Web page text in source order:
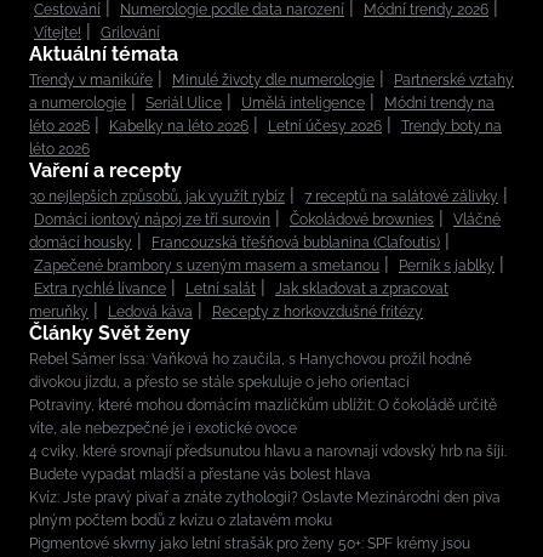
Cestování
Numerologie podle data narození
Módní trendy 2026
Vítejte!
Grilování
Aktuální témata
Trendy v manikúře Minulé životy dle numerologie
Partnerské vztahy
a numerologie
Seriál Ulice Umělá inteligence
Módní trendy na
léto 2026
Kabelky na léto 2026 Letní účesy 2026
Trendy boty na
léto 2026
Vaření a recepty
30 nejlepších způsobů, jak využít rybíz
7 receptů na salátové zálivky
Domácí iontový nápoj ze tří surovin
Čokoládové brownies
Vláčné
domácí housky
Francouzská třešňová bublanina (Clafoutis)
Zapečené brambory s uzeným masem a smetanou
Perník s jablky
Extra rychlé lívance
Letní salát
Jak skladovat a zpracovat
meruňky
Ledová káva Recepty z horkovzdušné fritézy
Články Svět ženy
Rebel Sámer Issa: Vaňková ho zaučila, s Hanychovou prožil hodně
divokou jízdu, a přesto se stále spekuluje o jeho orientaci
Potraviny, které mohou domácím mazlíčkům ublížit: O čokoládě určitě
víte, ale nebezpečné je i exotické ovoce
4 cviky, které srovnají předsunutou hlavu a narovnají vdovský hrb na šíji.
Budete vypadat mladší a přestane vás bolest hlava
Kvíz: Jste pravý pivař a znáte zythologii? Oslavte Mezinárodní den piva
plným počtem bodů z kvízu o zlatavém moku
Pigmentové skvrny jako letní strašák pro ženy 50+: SPF krémy jsou